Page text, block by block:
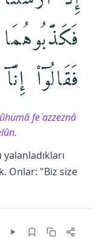
فَقَالُوٓا۟
fe`azzeznâ
Onlar: "Biz size